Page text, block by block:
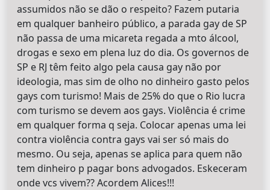
assumidos não se dão o respeito? Fazem putaria
em qualquer banheiro público, a parada gay de SP
não passa de uma micareta regada a mto álcool,
drogas e sexo em plena luz do dia. Os governos de
SP e RJ têm feito algo pela causa gay não por
ideologia, mas sim de olho no dinheiro gasto pelos
gays com turismo! Mais de 25% do que o Rio lucra
com turismo se devem aos gays. Violência é crime
em qualquer forma q seja. Colocar apenas uma lei
contra violência contra gays vai ser só mais do
mesmo. Ou seja, apenas se aplica para quem não
tem dinheiro p pagar bons advogados. Eskeceram
onde vcs vivem?? Acordem Alices!!!